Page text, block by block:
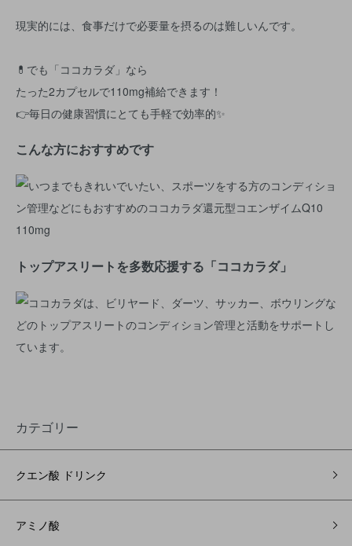
現実的には、食事だけで必要量を摂るのは難しいんです。
💊でも「ココカラダ」なら
たった2カプセルで110mg補給できます！
👉毎日の健康習慣にとても手軽で効率的✨
こんな方におすすめです
トップアスリートを多数応援する「ココカラダ」
カテゴリー
クエン酸 ドリンク
アミノ酸